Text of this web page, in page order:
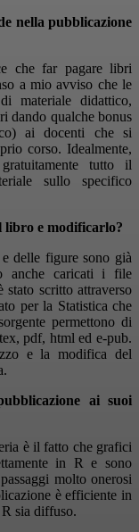
nella pubblicazione
che far pagare libri
a mio avviso che le
materiale didattico,
dando qualche bonus
ai docenti che si
corso. Idealmente,
tutto il
sullo specifico
libro e modificarlo?
delle figure sono già
anche caricati i file
scritto attraverso
per la Statistica che
permettono di
pdf, html ed e-pub.
e la modifica del
ai suoi
è il fatto che grafici
in R e sono
molto onerosi
è efficiente in
sia diffuso.